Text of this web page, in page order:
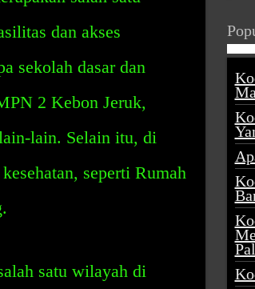
dan akses
sekolah dasar dan
2 Kebon Jeruk,
lain. Selain itu, di
seperti Rumah
satu wilayah di